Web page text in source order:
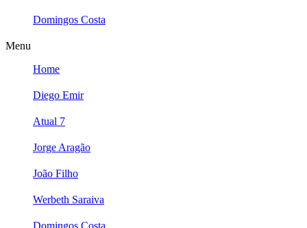
Domingos Costa
Menu
Home
Diego Emir
Atual 7
Jorge Aragão
João Filho
Werbeth Saraiva
Domingos Costa